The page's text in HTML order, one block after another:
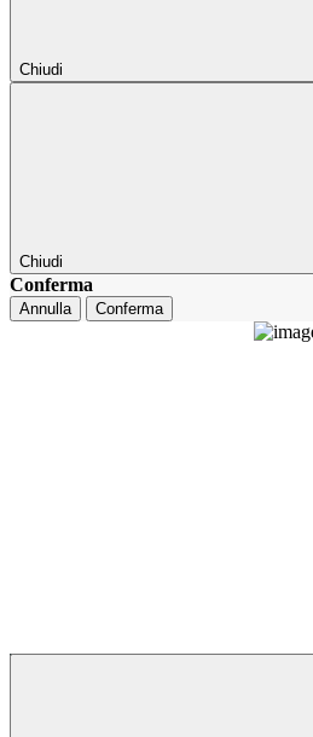
Chiudi
Chiudi
Conferma
Annulla Conferma